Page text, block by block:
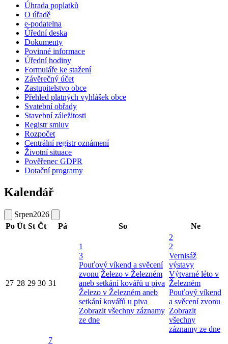
Úhrada poplatků
O úřadě
e-podatelna
Úřední deska
Dokumenty
Povinné informace
Úřední hodiny
Formuláře ke stažení
Závěrečný účet
Zastupitelstvo obce
Přehled platných vyhlášek obce
Svatební obřady
Stavební záležitosti
Registr smluv
Rozpočet
Centrální registr oznámení
Životní situace
Pověřenec GDPR
Dotační programy
Kalendář
Srpen2026
Po Út St Čt Pá So Ne
27 28 29 30 31
1
3
Pouťový víkend a svěcení
zvonu Železo v Železném
aneb setkání kovářů u piva
Železo v Železném aneb
setkání kovářů u piva
Zobrazit všechny záznamy
ze dne
2
2
Vernisáž
výstavy
Výtvarné léto v
Železném
Pouťový víkend
a svěcení zvonu
Zobrazit
všechny
záznamy ze dne
7